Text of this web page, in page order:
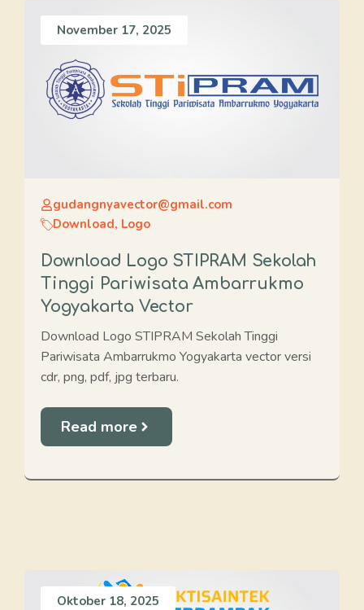
November 17, 2025
gudangnyavector@gmail.com
Download, Logo
Download Logo STIPRAM Sekolah
Tinggi Pariwisata Ambarrukmo
Yogyakarta Vector
Download Logo STIPRAM Sekolah Tinggi
Pariwisata Ambarrukmo Yogyakarta vector versi
cdr, png, pdf, jpg terbaru.
Read more
Oktober 18, 2025